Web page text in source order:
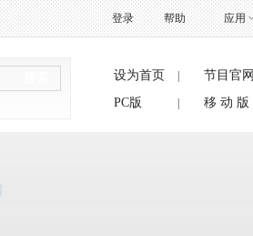
帮助 应用
登录
设为首页
节目官网
PC版
移 动 版